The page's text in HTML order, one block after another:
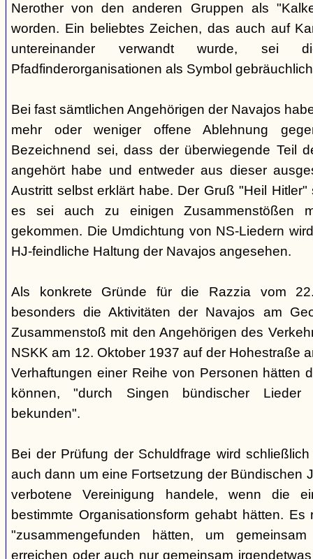
Nerother von den anderen Gruppen als
worden. Ein beliebtes Zeichen, das auch auf
untereinander verwandt wurde,
Pfadfinderorganisationen als Symbol
Bei fast sämtlichen Angehörigen der Navajos
mehr oder weniger offene Ablehnung
Bezeichnend sei, dass der überwiegende Teil
angehört habe und entweder aus dieser
Austritt selbst erklärt habe. Der Gruß "Heil
es sei auch zu einigen Zusammenstößen
gekommen. Die Umdichtung von NS-Liedern
HJ-feindliche Haltung der Navajos angesehen.
Als konkrete Gründe für die Razzia vom
besonders die Aktivitäten der Navajos am
Zusammenstoß mit den Angehörigen des
NSKK am 12. Oktober 1937 auf der Hohestraße
Verhaftungen einer Reihe von Personen hätten
können, "durch Singen bündischer Lieder
bekunden".
Bei der Prüfung der Schuldfrage wird
auch dann um eine Fortsetzung der Bündischen
verbotene Vereinigung handele, wenn die
bestimmte Organisationsform gehabt hätten.
"zusammengefunden hätten, um
erreichen oder auch nur gemeinsam